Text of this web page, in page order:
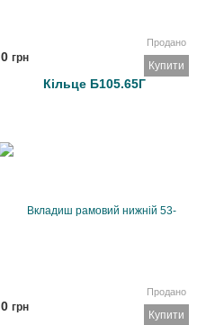
Продано
0 грн
Купити
Кільце Б105.65Г
Продано
0 грн
Купити